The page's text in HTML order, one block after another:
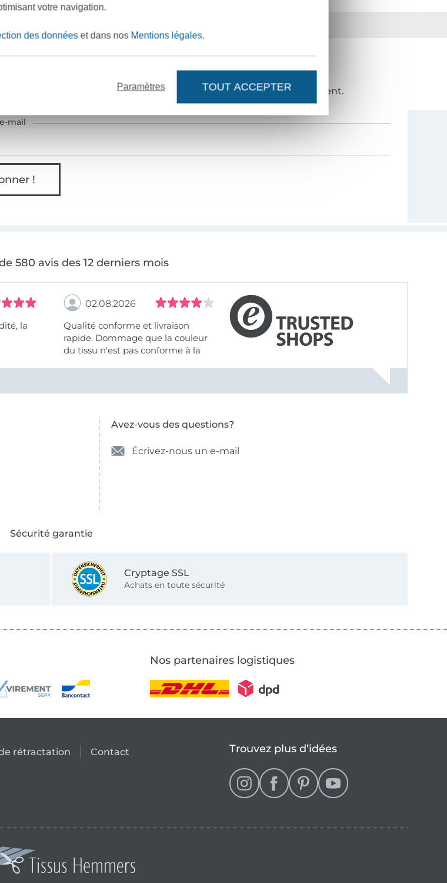
ÊTRE INFORMÉ DES NOUVEAUTÉS ?
informé(e) & recevez uncode promo de 10%en guise de remerciement.
mail
!
580 avis des 12 derniers mois
02.08.2026
Qualité conforme et livraison
rapide. Dommage que la couleur
du tissu n'est pas conforme à la
Avez-vous des questions?
Écrivez-nous un e-mail
Sécurité garantie
Cryptage SSL
Achats en toute sécurité
Nos partenaires logistiques
rétractation Contact Trouvez plus d’idées
votre navigation.
des donnéeset dans nos Mentions légales.
Paramètres TOUT ACCEPTER